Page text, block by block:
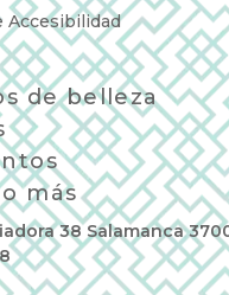
Accesibilidad
de belleza
más
38 Salamanca